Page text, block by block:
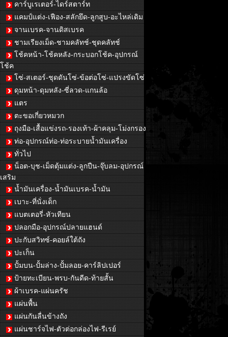
คาร์บูเรเตอร์-ไดร์สตาร์ท
แคมป์แต่ง-เฟือง-สลักยึด-ลูกสูบ-อะไหล่เดิม
จานเบรค-จานดิสเบรค
ชามเรียงเม็ด-ชามคลัทช์-ชุดคลัทช์
โช้คหน้า-โช้คหลัง-กระบอกโช้ค-อุปกรณ์
โช้ค
โซ่-สเตอร์-ชุดดันโซ่-ข้อต่อโซ่-แปรงขัดโซ่
ดุมหน้า-ดุมหลัง-ซี่ลวด-แกนล้อ
แตร
ตะขอเกี่ยวหมวก
ถุงมือ-เสื้อแข่งรถ-รองเท้า-ผ้าคลุม-โม่งกรอง
ท่อ-อุปกรณ์ท่อ-ท่อระบายน้ำมันเครื่อง
ทั่วไป
น็อต-บุช-เม็ดตุ้มแต่ง-ลูกปืน-จุ๊บลม-อุปกรณ์
เสริม
น้ำมันเครื่อง-น้ำมันเบรค-น้ำมัน
เบาะ-ที่นั่งเด็ก
แบตเตอรี่-หัวเทียน
ปลอกมือ-อุปกรณ์ปลายแฮนด์
ปะกับสวิทซ์-คอยล์ใต้ถัง
ปะเก็น
ปั้มบน-ปั้มล่าง-ปั้มลอย-คาร์ลิปเปอร์
ป้ายทะเบียน-พรบ-กันดีด-ท้ายสั้น
ผ้าเบรค-แผ่นครัช
แผ่นพื้น
แผ่นกันลื่นข้างถัง
แผ่นชาร์จไฟ-ตัวต่อกล่องไฟ-รีเรย์